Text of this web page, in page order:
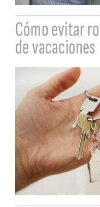
Cómo evitar
de vacaciones